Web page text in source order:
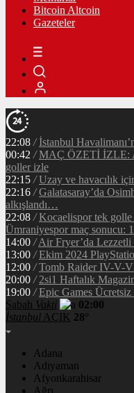
Bitcoin Altcoin
Gazeteler
22:08 / İstanbul
00:42 / MAÇ ÖZETİ İZLE:
goller izle
22:15 / Uzay ve havacılık
22:16 / Galatasaray’da
alkışlandı…
22:08 / Kocaelispor tek golle
Ümraniyespor maç sonucu:
14:00 / Air Fryer’da
13:00 / Ekim 2024
12:00 / Tomb Raider IV-V-
20:00 / 2si1 Haftalık
19:00 / Epic Games Ücretsiz
Sabah Vakti
02:00
İstanbul AÇIK 28°
Adana
Adıyaman
Afyonkarahisar
Ağrı